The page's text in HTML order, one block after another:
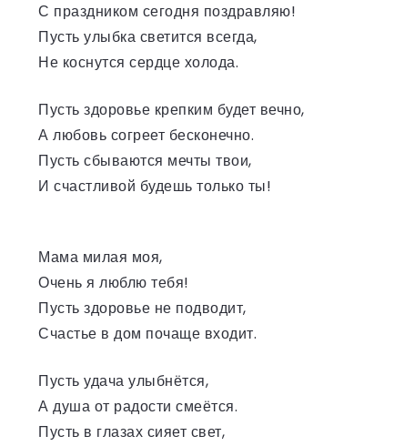
С праздником сегодня поздравляю!
Пусть улыбка светится всегда,
Не коснутся сердце холода.
Пусть здоровье крепким будет вечно,
А любовь согреет бесконечно.
Пусть сбываются мечты твои,
И счастливой будешь только ты!
Мама милая моя,
Очень я люблю тебя!
Пусть здоровье не подводит,
Счастье в дом почаще входит.
Пусть удача улыбнётся,
А душа от радости смеётся.
Пусть в глазах сияет свет,